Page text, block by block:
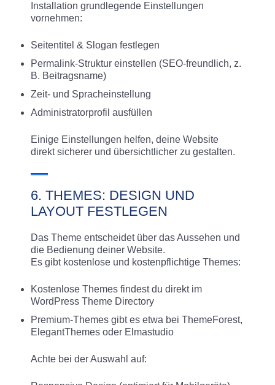
Installation grundlegende Einstellungen
vornehmen:
Seitentitel & Slogan festlegen
Permalink-Struktur einstellen (SEO-freundlich, z.
B. Beitragsname)
Zeit- und Spracheinstellung
Administratorprofil ausfüllen
Einige Einstellungen helfen, deine Website
direkt sicherer und übersichtlicher zu gestalten.
6. THEMES: DESIGN UND
LAYOUT FESTLEGEN
Das Theme entscheidet über das Aussehen und
die Bedienung deiner Website.
Es gibt kostenlose und kostenpflichtige Themes:
Kostenlose Themes findest du direkt im
WordPress Theme Directory
Premium-Themes gibt es etwa bei ThemeForest,
ElegantThemes oder Elmastudio
Achte bei der Auswahl auf: